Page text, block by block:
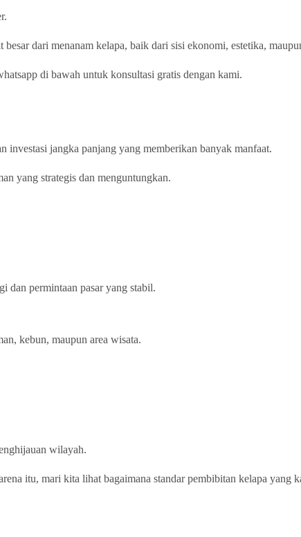
dari menanam kelapa, baik dari sisi ekonomi, estetika,
di bawah untuk konsultasi gratis dengan kami.
investasi jangka panjang yang memberikan banyak manfaat.
yang strategis dan menguntungkan.
dan permintaan pasar yang stabil.
kebun, maupun area wisata.
wilayah.
itu, mari kita lihat bagaimana standar pembibitan kelapa yang